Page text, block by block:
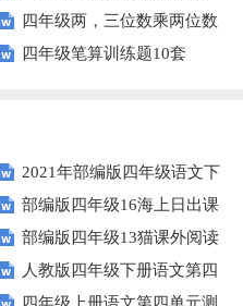
（学生版）
四年级两，三位数乘两位数
22页四年级笔算训练题10套
2021年部编版四年级语文下
册句子专项练习题及答案
部编版四年级16海上日出课
外阅读练习题及答案
部编版四年级13猫课外阅读
练习题及答案
人教版四年级下册语文第四
四年级上册语文第四单元测